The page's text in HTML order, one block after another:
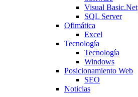
Visual Basic.Net
SQL Server
Ofimática
Excel
Tecnología
Tecnología
Windows
Posicionamiento Web
SEO
Noticias